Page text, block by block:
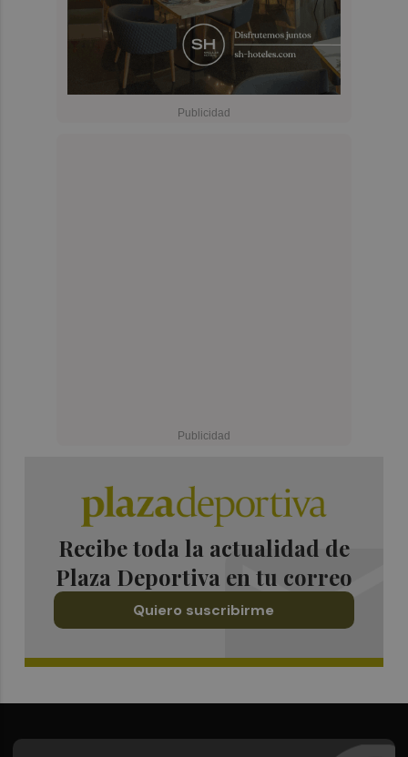
Recibe toda la actualidad de
Plaza Deportiva en tu correo
Quiero suscribirme